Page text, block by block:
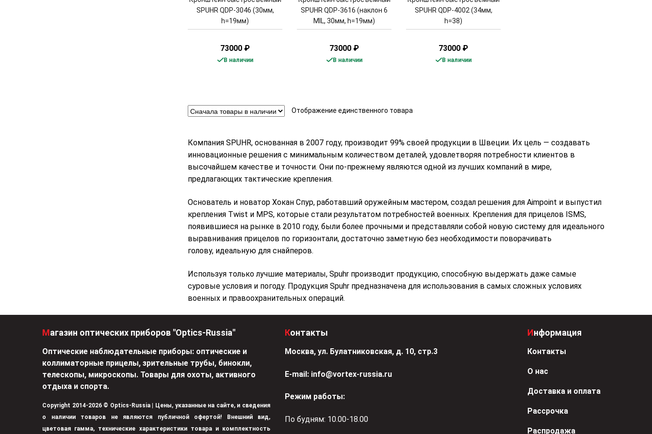
SPUHR QDP-3046 (30мм,
h=19мм)
73000 ₽
В наличии
SPUHR QDP-3616 (наклон 6
MIL, 30мм, h=19мм)
73000 ₽
В наличии
SPUHR QDP-4002 (34мм,
h=38)
73000 ₽
В наличии
Отображение единственного товара
Компания SPUHR, основанная в 2007 году, производит 99% своей продукции в Швеции. Их цель — создавать
инновационные решения с минимальным количеством деталей, удовлетворяя потребности клиентов в
высочайшем качестве и точности. Они по-прежнему являются одной из лучших компаний в мире,
предлагающих тактические крепления.
Основатель и новатор Хокан Спур, работавший оружейным мастером, создал решения для Aimpoint и выпустил
крепления Twist и MPS, которые стали результатом потребностей военных. Крепления для прицелов ISMS,
появившиеся на рынке в 2010 году, были более прочными и представляли собой новую систему для идеального
выравнивания прицелов по горизонтали, достаточно заметную без необходимости поворачивать
голову, идеальную для снайперов.
Используя только лучшие материалы, Spuhr производит продукцию, способную выдержать даже самые
суровые условия и погоду. Продукция Spuhr предназначена для использования в самых сложных условиях
военных и правоохранительных операций.
Магазин оптических приборов "Optics-Russia"
Оптические наблюдательные приборы: оптические и
коллиматорные прицелы, зрительные трубы, бинокли,
телескопы, микроскопы. Товары для охоты, активного
отдыха и спорта.
Copyright 2014-2026 © Optics-Russia | Цены, указанные на сайте, и сведения
о наличии товаров не являются публичной офертой! Внешний вид,
цветовая гамма, технические характеристики товара и комплектность
Контакты
Москва, ул. Булатниковская, д. 10, стр.3
Е-mail: info@vortex-russia.ru
Режим работы:
По будням: 10.00-18.00
Информация
Контакты
О нас
Доставка и оплата
Рассрочка
Распродажа